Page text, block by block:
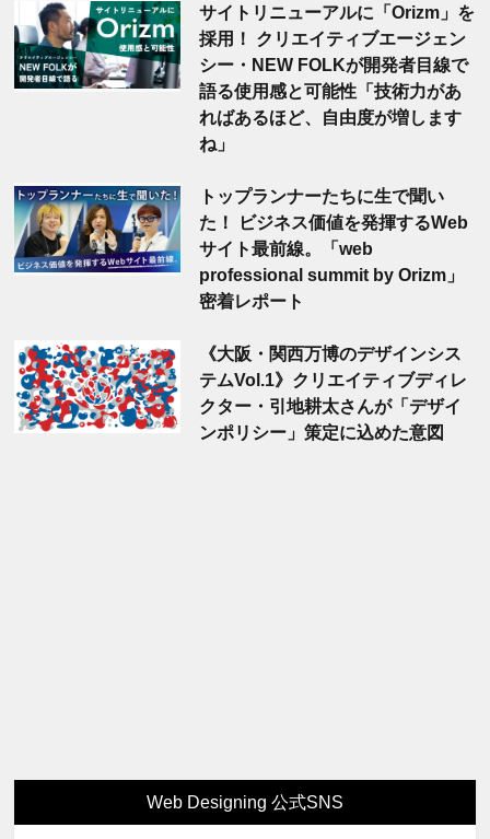
サイトリニューアルに「Orizm」を
採用！ クリエイティブエージェン
シー・NEW FOLKが開発者目線で
語る使用感と可能性「技術力があ
ればあるほど、自由度が増します
ね」
トップランナーたちに生で聞い
た！ ビジネス価値を発揮するWeb
サイト最前線。「web
professional summit by Orizm」
密着レポート
《大阪・関西万博のデザインシス
テムVol.1》クリエイティブディレ
クター・引地耕太さんが「デザイ
ンポリシー」策定に込めた意図
Web Designing 公式SNS